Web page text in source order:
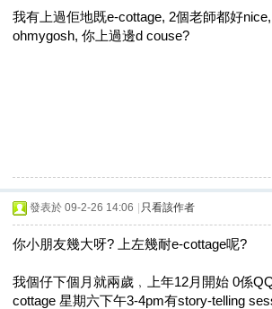
我有上過佢地既e-cottage, 2個老師都好
ohmygosh, 你上過邊d couse?
發表於 09-2-26 14:06 只看該作者
你小朋友幾大呀? 上左幾耐e-cottage呢?
我個仔下個月就兩歲﹐上年12月開始 0係
cottage 星期六下午3-4pm有story-telling